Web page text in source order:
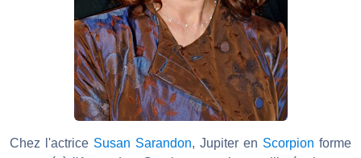
Chez l'actrice Susan Sarandon, Jupiter en Scorpion forme